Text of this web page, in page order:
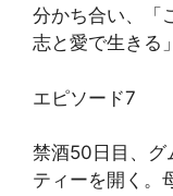
分かち合い、「
志と愛で生きる
エピソード7
禁酒50日目、グ
ティーを開く。